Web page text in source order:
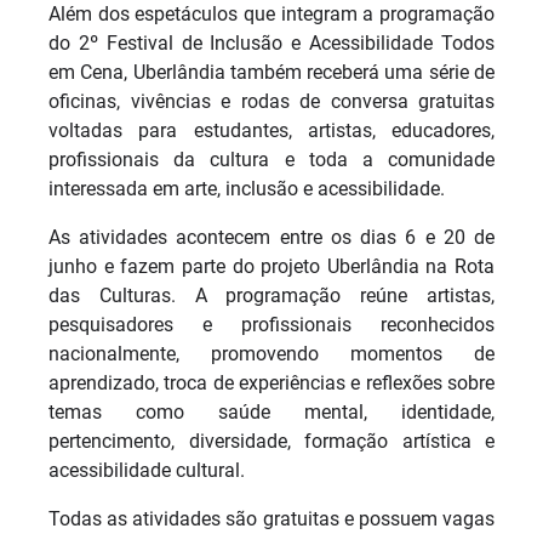
Além dos espetáculos que integram a programação
do 2º Festival de Inclusão e Acessibilidade Todos
em Cena, Uberlândia também receberá uma série de
oficinas, vivências e rodas de conversa gratuitas
voltadas para estudantes, artistas, educadores,
profissionais da cultura e toda a comunidade
interessada em arte, inclusão e acessibilidade.
As atividades acontecem entre os dias 6 e 20 de
junho e fazem parte do projeto Uberlândia na Rota
das Culturas. A programação reúne artistas,
pesquisadores e profissionais reconhecidos
nacionalmente, promovendo momentos de
aprendizado, troca de experiências e reflexões sobre
temas como saúde mental, identidade,
pertencimento, diversidade, formação artística e
acessibilidade cultural.
Todas as atividades são gratuitas e possuem vagas